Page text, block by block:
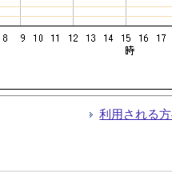
利用される